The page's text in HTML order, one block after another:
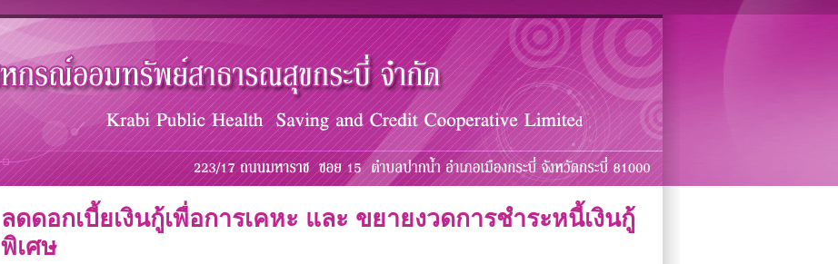
ลดดอกเบี้ยเงินกู้เพื่อการเคหะ และ ขยายงวดการชำระหนี้เงินกู้
พิเศษ